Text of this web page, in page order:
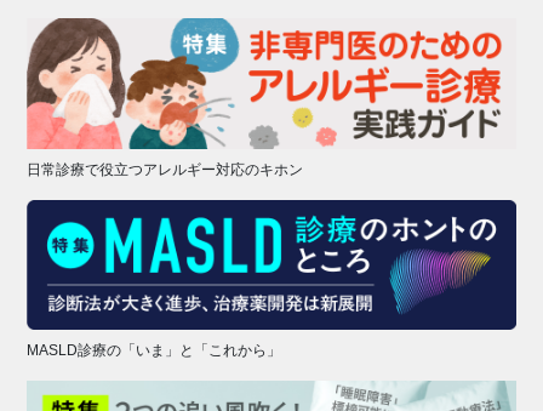
日常診療で役立つアレルギー対応のキホン
MASLD診療の「いま」と「これから」